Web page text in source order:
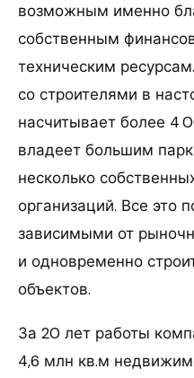
возможным именно
собственным
техническим
со строителями в
насчитывает более 4
владеет большим
несколько
организаций. Все это
зависимыми от
и одновременно
объектов.
За 20 лет работы
4,6 млн кв.м